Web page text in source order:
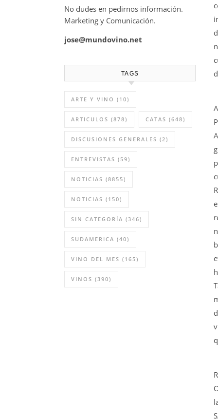
No dudes en pedirnos información.
Marketing y Comunicación.
jose@mundovino.net
TAGS
ARTE Y VINO (10)
ARTICULOS (878) CATAS (648)
DISCUSIONES GENERALES (2)
ENTREVISTAS (59)
NOTICIAS (8855)
NOTICIAS (150)
SIN CATEGORÍA (346)
SUDAMERICA (40)
VINO DEL MES (165)
VINOS (390)